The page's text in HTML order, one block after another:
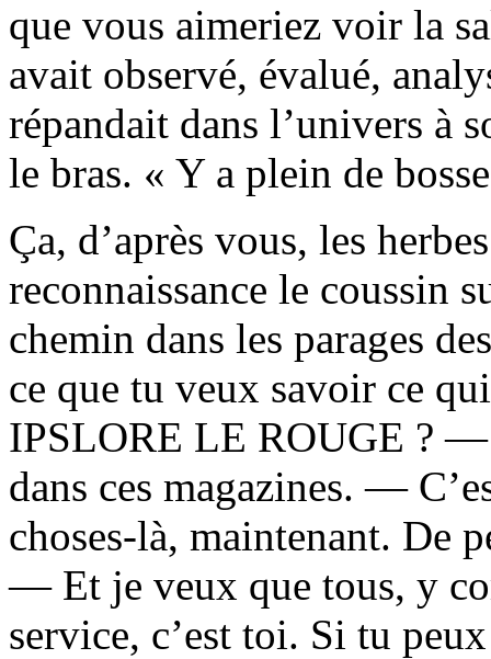
que vous aimeriez voir la
avait observé, évalué,
répandait dans l’univers à
le bras. « Y a plein de
Ça, d’après vous, les
reconnaissance le coussin
chemin dans les parages
ce que tu veux savoir ce
IPSLORE LE ROUGE ? —
dans ces magazines. —
choses-là, maintenant. De
— Et je veux que tous, y
service, c’est toi. Si tu